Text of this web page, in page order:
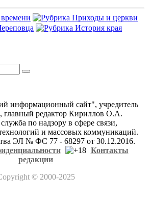
информационный сайт", учредитель
редактор Кириллов О.А.
по надзору в сфере связи,
и массовых коммуникаций.
ЭЛ № ФС 77 - 68297 от 30.12.2016.
Контакты
редакции
© 2000-2025